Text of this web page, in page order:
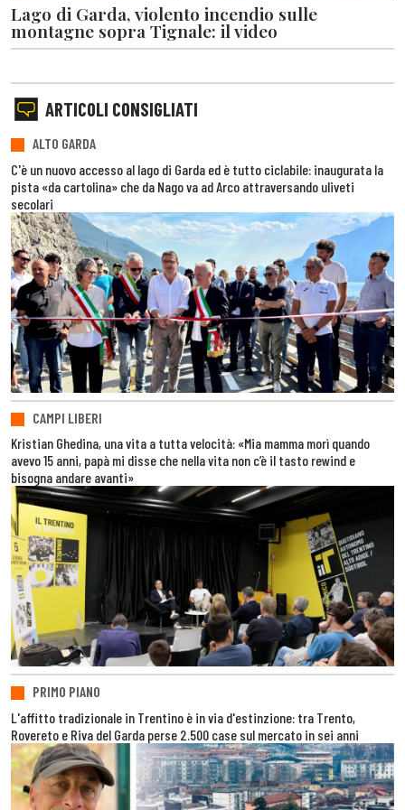
Lago di Garda, violento incendio sulle
montagne sopra Tignale: il video
ARTICOLI CONSIGLIATI
ALTO GARDA
C'è un nuovo accesso al lago di Garda ed è tutto ciclabile: inaugurata la
pista «da cartolina» che da Nago va ad Arco attraversando uliveti
secolari
CAMPI LIBERI
Kristian Ghedina, una vita a tutta velocità: «Mia mamma morì quando
avevo 15 anni, papà mi disse che nella vita non c’è il tasto rewind e
bisogna andare avanti»
PRIMO PIANO
L'affitto tradizionale in Trentino è in via d'estinzione: tra Trento,
Rovereto e Riva del Garda perse 2.500 case sul mercato in sei anni